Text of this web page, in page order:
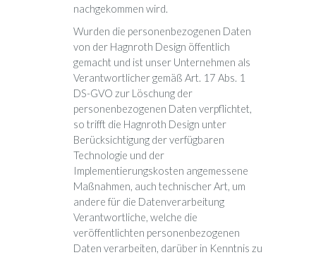
nachgekommen wird.
Wurden die personenbezogenen Daten
von der Hagnroth Design öffentlich
gemacht und ist unser Unternehmen als
Verantwortlicher gemäß Art. 17 Abs. 1
DS-GVO zur Löschung der
personenbezogenen Daten verpflichtet,
so trifft die Hagnroth Design unter
Berücksichtigung der verfügbaren
Technologie und der
Implementierungskosten angemessene
Maßnahmen, auch technischer Art, um
andere für die Datenverarbeitung
Verantwortliche, welche die
veröffentlichten personenbezogenen
Daten verarbeiten, darüber in Kenntnis zu